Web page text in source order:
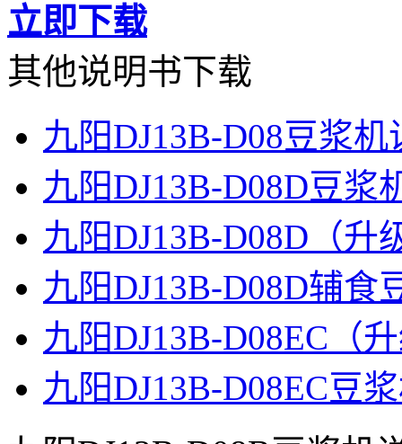
立即下载
其他说明书下载
九阳DJ13B-D08豆浆机
九阳DJ13B-D08D豆浆
九阳DJ13B-D08D（升
九阳DJ13B-D08D辅食
九阳DJ13B-D08EC（
九阳DJ13B-D08EC豆